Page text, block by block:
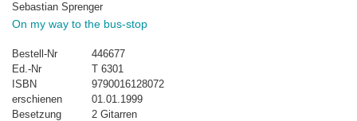
Sebastian Sprenger
On my way to the bus-stop
Bestell-Nr
446677
Ed.-Nr
T 6301
ISBN
9790016128072
erschienen
01.01.1999
Besetzung
2 Gitarren